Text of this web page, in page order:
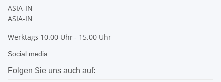
ASIA-IN
ASIA-IN
Werktags 10.00 Uhr - 15.00 Uhr
Social media
Folgen Sie uns auch auf: